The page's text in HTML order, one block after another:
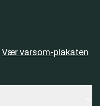
Vær varsom-plakaten